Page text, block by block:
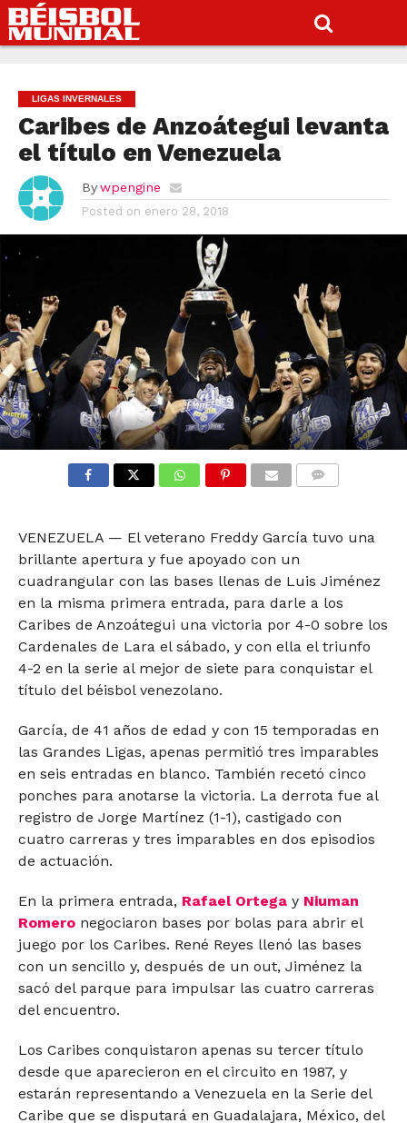
LIGAS INVERNALES
Caribes de Anzoátegui levanta
el título en Venezuela
By wpengine
Posted on enero 28, 2018
VENEZUELA — El veterano Freddy García tuvo una
brillante apertura y fue apoyado con un
cuadrangular con las bases llenas de Luis Jiménez
en la misma primera entrada, para darle a los
Caribes de Anzoátegui una victoria por 4-0 sobre los
Cardenales de Lara el sábado, y con ella el triunfo
4-2 en la serie al mejor de siete para conquistar el
título del béisbol venezolano.
García, de 41 años de edad y con 15 temporadas en
las Grandes Ligas, apenas permitió tres imparables
en seis entradas en blanco. También recetó cinco
ponches para anotarse la victoria. La derrota fue al
registro de Jorge Martínez (1-1), castigado con
cuatro carreras y tres imparables en dos episodios
de actuación.
En la primera entrada, Rafael Ortegay Niuman
Romeronegociaron bases por bolas para abrir el
juego por los Caribes. René Reyes llenó las bases
con un sencillo y, después de un out, Jiménez la
sacó del parque para impulsar las cuatro carreras
del encuentro.
Los Caribes conquistaron apenas su tercer título
desde que aparecieron en el circuito en 1987, y
estarán representando a Venezuela en la Serie del
Caribe que se disputará en Guadalajara, México, del